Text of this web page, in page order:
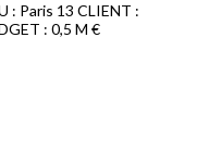
: Paris 13 CLIENT :
: 0,5 M €